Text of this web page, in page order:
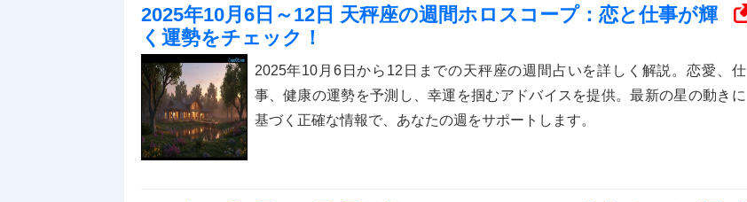
2025年10月6日～12日 天秤座の週間ホロスコープ：恋と仕事が輝
く運勢をチェック！
2025年10月6日から12日までの天秤座の週間占いを詳しく解説。恋愛、仕
事、健康の運勢を予測し、幸運を掴むアドバイスを提供。最新の星の動きに
基づく正確な情報で、あなたの週をサポートします。